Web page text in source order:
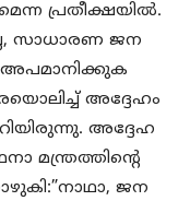
പ്രതീക്ഷയില്‍.
സാധാരണ ജന
അപമാനിക്കുക
അദ്ദേഹം
അദ്ദേഹ
മന്ത്രത്തിന്‍റെ
ജന